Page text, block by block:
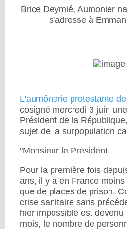
Brice Deymié, Aumonier
s'adresse à
L'aumônerie protestante
cosigné mercredi 3 juin
Président de la
sujet de la surpopulation
"Monsieur le Président,
Pour la première fois
ans, il y a en France
que de places de prison.
crise sanitaire sans
hier impossible est
mois, le nombre de